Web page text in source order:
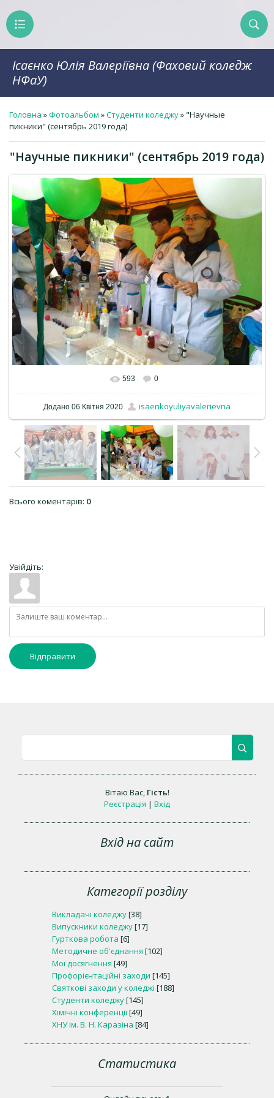
Ісаєнко Юлія Валеріївна (Фаховий коледж
НФаУ)
Головна »Фотоальбом »Студенти коледжу» "Научные
пикники" (сентябрь 2019 года)
"Научные пикники" (сентябрь 2019 года)
593 0
Додано 06 Квітня 2020 isaenkoyuliyavalerievna
Всього коментарів: 0
Увійдіть:
Відправити
Вітаю Вас, Гість!
Реєстрація | Вхід
Вхід на сайт
Категорії розділу
Викладачі коледжу[38]
Випускники коледжу[17]
Гурткова робота [6]
Методичне об'єднання [102]
Мої досягнення [49]
Профорієнтаційні заходи [145]
Святкові заходи у коледжі [188]
Студенти коледжу[145]
Хімічні конференції[49]
ХНУ ім. В. Н. Каразіна [84]
Статистика